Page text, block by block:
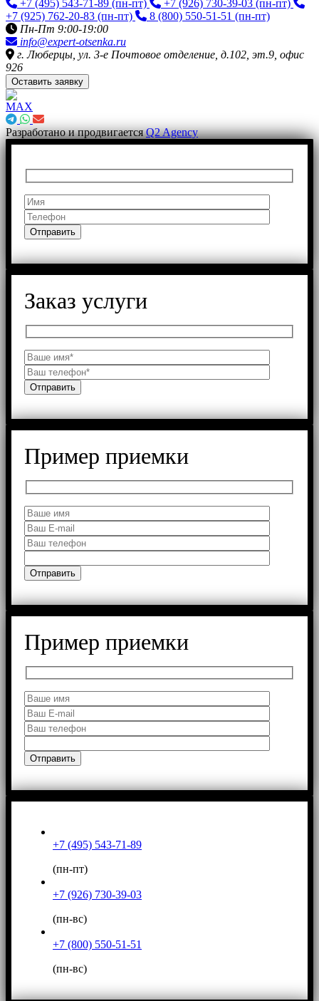
+7 (495) 543-71-89 (пн-пт) +7 (926) 730-39-03 (пн-пт)
+7 (925) 762-20-83 (пн-пт) 8 (800) 550-51-51 (пн-пт)
Пн-Пт 9:00-19:00
info@expert-otsenka.ru
г. Люберцы, ул. 3-е Почтовое отделение, д.102, эт.9, офис
926
Оставить заявку
Разработано и продвигаетсяQ2 Agency
Заказ услуги
Пример приемки
Пример приемки
+7 (495) 543-71-89
(пн-пт)
+7 (926) 730-39-03
(пн-вс)
+7 (800) 550-51-51
(пн-вс)